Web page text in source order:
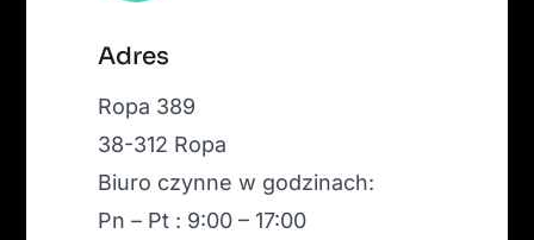
|Map tiles by
OpenStreetMap, under ODbL.
Adres
Ropa 389
38-312 Ropa
Biuro czynne w godzinach:
Pn – Pt : 9:00 – 17:00